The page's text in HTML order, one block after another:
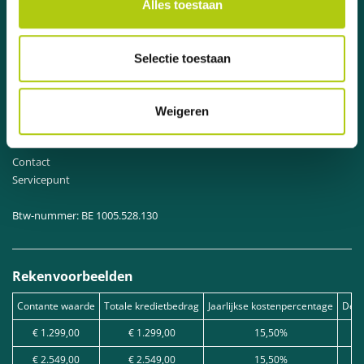
Alles toestaan
Selectie toestaan
Weigeren
Top 6 beste fietsen
Top 6 bakfietsen
Over ons
Contact
Servicepunt
Btw-nummer: BE 1005.528.130
Rekenvoorbeelden
Contante waarde Totale kredietbedrag Jaarlijkse kostenpercentage
€ 1.299,00
€ 1.299,00
15,50%
€ 2.549,00
€ 2.549,00 15,50%